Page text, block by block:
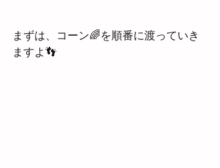
まずは、コーン🌈を順番に渡っていき
ますよ👣